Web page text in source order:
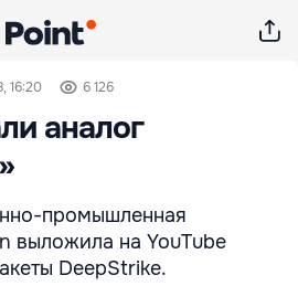
16:20 6 126
аналог
промышленная
выложила на YouTube
DeepStrike.